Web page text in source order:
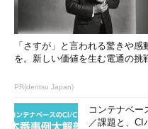
「さすが」と言われる驚きや感
を。新しい価値を生む電通の挑
PR(dentsu Japan)
コンテナベー
／課題と、CI